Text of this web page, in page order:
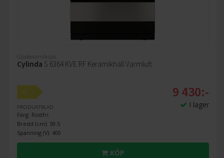
Glaskeramikspis
Cylinda S 6364 KVE RF Keramikhäll Varmluft
A
PRODUKTBLAD
Färg: Rostfri
Bredd (cm): 59.5
Spänning (V): 400
9 430:-
I lager
KÖP